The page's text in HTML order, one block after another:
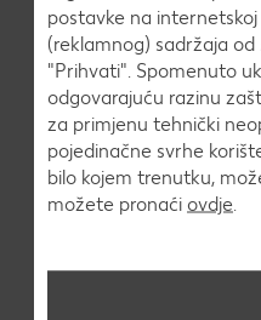
postavke na
(reklamnog) sadržaja
"Prihvati". Spomenuto
odgovarajuću razinu
za primjenu tehnički
pojedinačne svrhe
bilo kojem trenutku,
možete pronaći ovdje